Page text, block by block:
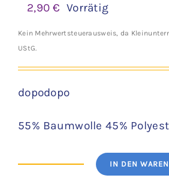
2,90€ Vorrätig
Kein Mehrwertsteuerausweis, da
UStG.
dopodopo
55% Baumwolle 45%
IN DEN